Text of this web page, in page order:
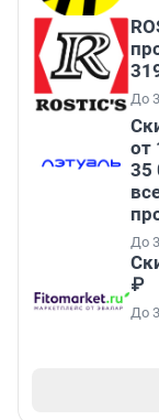
До
от
35
До
₽
До